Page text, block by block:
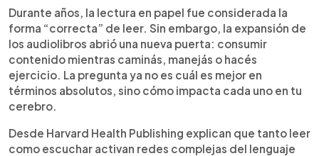
mayor constancia.
Durante años, la lectura en papel fue considerada la
forma “correcta” de leer. Sin embargo, la expansión de
los audiolibros abrió una nueva puerta: consumir
contenido mientras caminás, manejás o hacés
ejercicio. La pregunta ya no es cuál es mejor en
términos absolutos, sino cómo impacta cada uno en tu
cerebro.
Desde Harvard Health Publishing explican que tanto leer
como escuchar activan redes complejas del lenguaje